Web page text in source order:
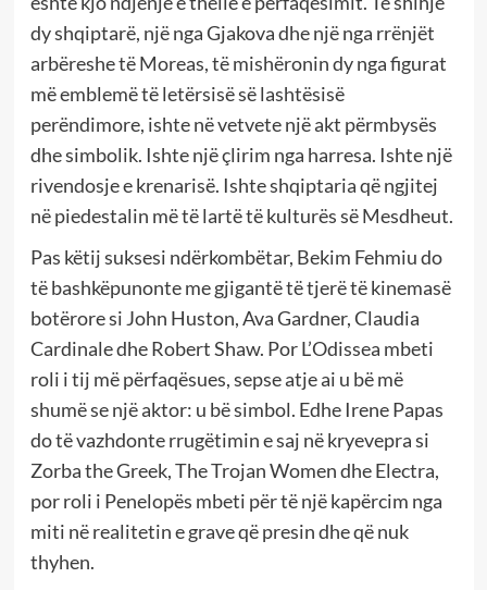
dy shqiptarë, një nga Gjakova dhe një nga rrënjët
arbëreshe të Moreas, të mishëronin dy nga figurat
më emblemë të letërsisë së lashtësisë
perëndimore, ishte në vetvete një akt përmbysës
dhe simbolik. Ishte një çlirim nga harresa. Ishte një
rivendosje e krenarisë. Ishte shqiptaria që ngjitej
në piedestalin më të lartë të kulturës së Mesdheut.
Pas këtij suksesi ndërkombëtar, Bekim Fehmiu do
të bashkëpunonte me gjigantë të tjerë të kinemasë
botërore si John Huston, Ava Gardner, Claudia
Cardinale dhe Robert Shaw. Por L’Odissea mbeti
roli i tij më përfaqësues, sepse atje ai u bë më
shumë se një aktor: u bë simbol. Edhe Irene Papas
do të vazhdonte rrugëtimin e saj në kryevepra si
Zorba the Greek, The Trojan Women dhe Electra,
por roli i Penelopës mbeti për të një kapërcim nga
miti në realitetin e grave që presin dhe që nuk
thyhen.